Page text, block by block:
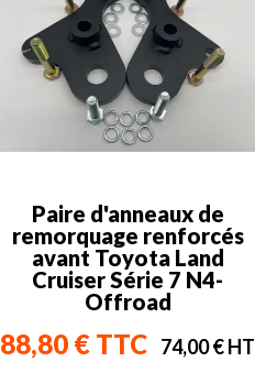
Paire d'anneaux de
remorquage renforcés
avant Toyota Land
Cruiser Série 7 N4-
Offroad
88,80 € TTC 74,00 € HT